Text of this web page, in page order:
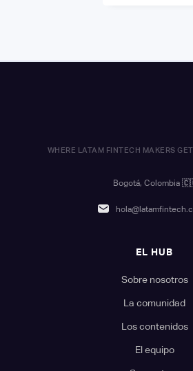
WHERE LATAM FINTECH MAKERS
Bogotá, Colombia
EL HUB
Sobre nosotros
La comunidad
Los contenidos
El equipo